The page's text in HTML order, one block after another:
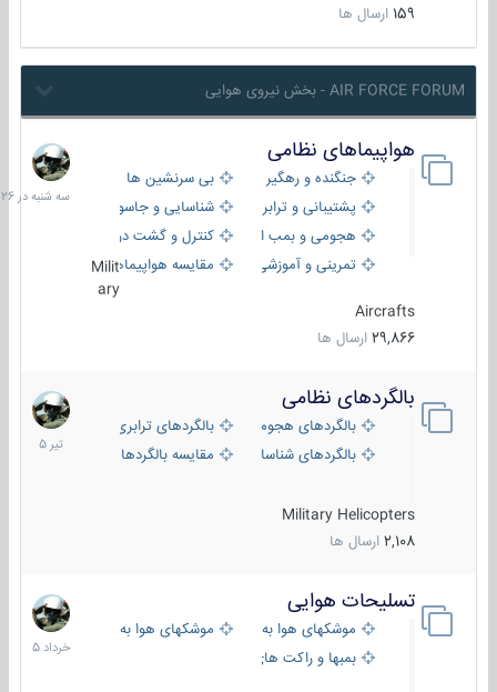
159 ارسال ها
AIR FORCE FORUM - بخش نیروی هوایی
هواپیماهای نظامی
جنگنده و رهگیر
بی سرنشین ها
پشتیبانی و ترابری
شناسایی و جاسوسی
هجومی و بمب افکن
کنترل و گشت دریایی
تمرینی و آموزشی
مقایسه هواپیماهاMilit
ary
Aircrafts
29,866 ارسال ها
سه
شنبه
در
بالگردهای نظامی
بالگردهای هجومی
بالگردهای ترابری
بالگردهای شناسایی
مقایسه بالگردها
Military Helicopters
2,108 ارسال ها
22
تیر
1405
تسلیحات هوایی
موشکهای هوا به هوا
موشکهای هوا به سطح
بمبها و راکت های هوایی
30
خرداد
1405